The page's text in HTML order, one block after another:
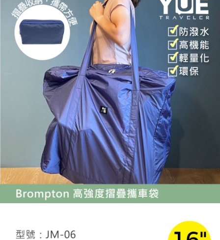
1.本服務係由「台灣大哥大股份有限公司」（以下簡稱本公司）所提供，讓
用戶於交易時，得透過本服務購買商品或服務，並由商店將買賣／分期付款
買賣價金債權讓與本公司後，依約使用本公司帳單繳交帳款。
2.基於同意付款使用「大哥付你分期」之契約關係目的，商店將以您的個人
資料（包含姓名、電話或地址）提供予台灣大哥大進項蒐集、處理及利用，
由本公司與您本人進行分期帳單所需資料之確認、核對及更正。
3.完整用戶服務條款，請詳閱以下連結： https://oppay.tw/userRule
ATM／網路銀行／等多元方式進行付款，方視為交易完成。
※ 請注意：結帳手續完成當下不需立刻繳費，但若您需要取消訂單，請聯絡
購買商品的店家。未經商家同意取消之訂單仍視為有效，需透過AFTEE先享
後付繳納相關費用。
※ 交易是否成功請以「AFTEE先享後付 」之結帳頁面顯示為準，若有關於
是否繳費成功／繳費後需取消欲退款等相關疑問，請聯繫「AFTEE先享後付
客戶支援中心」
https://netprotections.freshdesk.com/support/home
【注意事項】
１．透過由恩沛科技股份有限公司提供之「AFTEE先享後付」服務完成之交
易，需依本服務之必要範圍內提供個人資料，並將交易相關給付款項請求債
權轉讓予恩沛科技股份有限公司。
２．關於個人資料處理事宜，請瀏覽以下網址：
https://aftee.tw/terms/#terms3
３．未成年的使用者請事先徵得法定代理人或監護人之同意方可使用
「AFTEE先享後付」，若未經同意申辦者引起之損失，本公司不負相關責
４．使用「AFTEE先享後付」時，將依據個別帳號之用戶狀況，依本公司即
時審查核予不同之上限額度；若仍有額度不足之情形，本公司將視審查結果
請求用戶進行身份認證。
５．嚴禁一人註冊多個帳號或使用他人資訊註冊。若發現惡意使用之情形，
恩沛科技股份有限公司將有權停止該用戶之使用額度並採取法律行動。
每筆NT$60，滿NT$799(含以上)免運費
宅配
每筆NT$100，滿NT$799(含以上)免運費
付款後門市自取
每筆NT$130，滿NT$3,000(含以上)免運費